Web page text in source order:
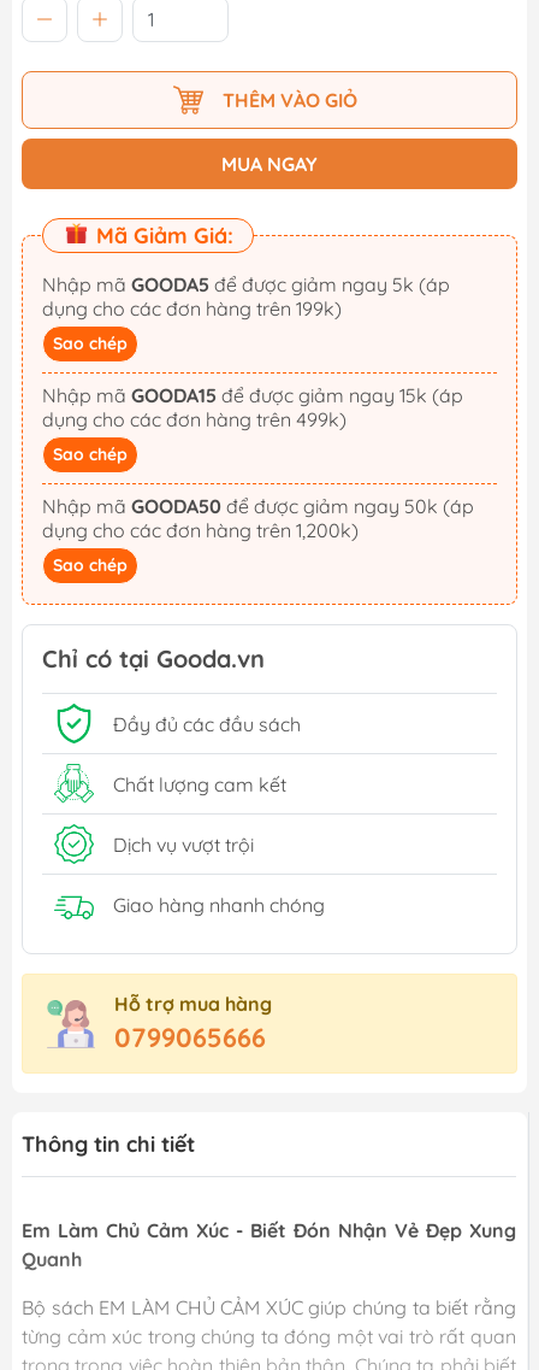
THÊM VÀO GIỎ
MUA NGAY
Mã Giảm Giá:
Nhập mã GOODA5
dụng cho các đơn hàng trên 199k)
Sao chép
Nhập mã GOODA15
dụng cho các đơn hàng trên 499k)
Sao chép
Nhập mã GOODA50
dụng cho các đơn hàng trên 1,200k)
Sao chép
Chỉ có tại Gooda.vn
Đầy đủ các đầu sách
Chất lượng cam kết
Dịch vụ vượt trội
Giao hàng nhanh chóng
Hỗ trợ mua hàng
0799065666
Thông tin chi tiết
Em Làm Chủ Cảm Xúc - Biết Đón Nhận Vẻ Đẹp Xung
Quanh
Bộ sách EM LÀM CHỦ CẢM XÚC giúp chúng ta biết rằng
từng cảm xúc trong chúng ta đóng một vai trò rất quan